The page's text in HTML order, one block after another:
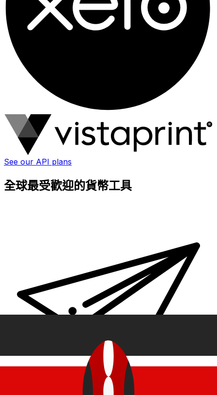
See our API plans
全球最受歡迎的貨幣工具